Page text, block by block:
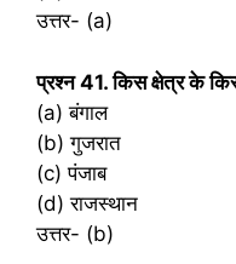
उत्तर- (a)
प्रश्‍न 41. किस क्षेत्र के
(a) बंगाल
(b) गुजरात
(c) पंजाब
(d) राजस्थान
उत्तर- (b)